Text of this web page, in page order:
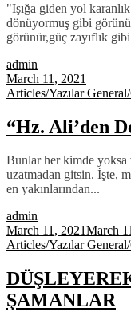
"Işığa giden yol
dönüyormuş gibi
görünür,güç zayıflık
admin
March 11, 2021
Articles/Yazılar
“Hz. Ali’den
Bunlar her kimde yoksa
uzatmadan gitsin. İşte,
en yakınlarından...
admin
March 11, 2021March
Articles/Yazılar
ŞAMANLAR